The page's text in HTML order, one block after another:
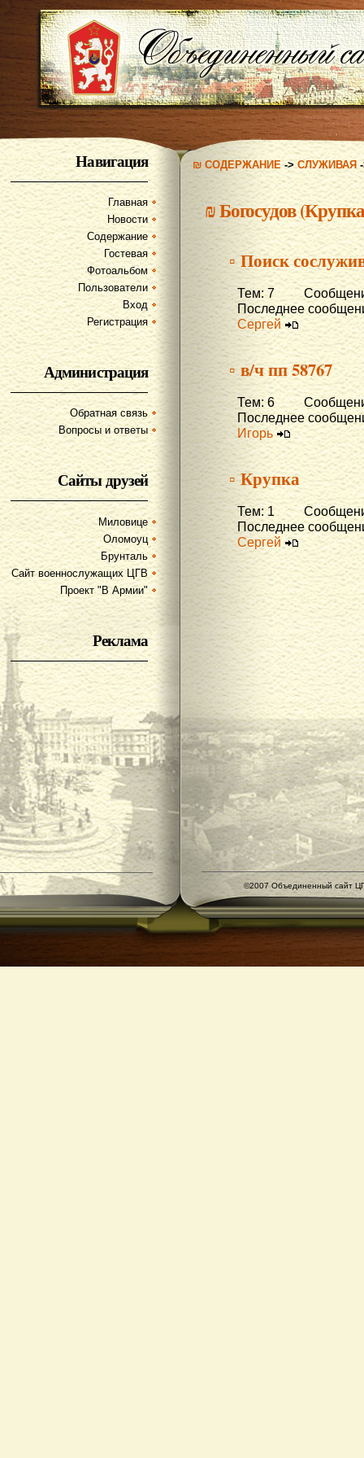
Навигация
Главная
Новости
Содержание
Гостевая
Фотоальбом
Пользователи
Вход
Регистрация
Администрация
Обратная связь
Вопросы и ответы
Сайты друзей
Миловице
Оломоуц
Брунталь
Сайт военнослужащих ЦГВ
Проект "В Армии"
Реклама
₪ СОДЕРЖАНИЕ->СЛУЖИВАЯ
₪Богосудов
▫ Поиск
Тем: 7
Последнее
Сергей
▫ в/ч пп 58767
Тем: 6
Последнее
Игорь
▫ Крупка
Тем: 1
Последнее
Сергей
©2007 Объединенный сайт